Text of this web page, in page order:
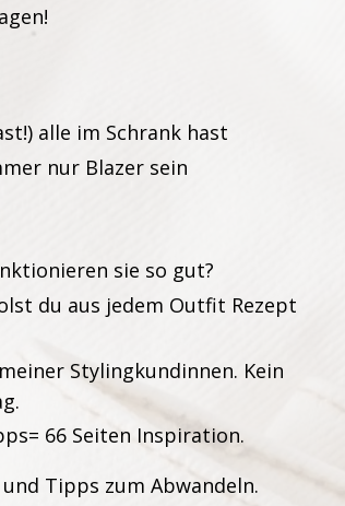
alle im Schrank hast
nur Blazer sein
sie so gut?
du aus jedem Outfit Rezept
Stylingkundinnen. Kein
66 Seiten Inspiration.
Tipps zum Abwandeln.